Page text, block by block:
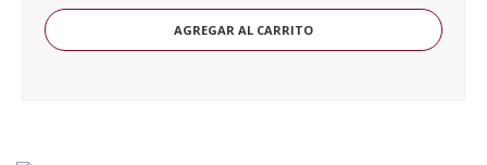
AGREGAR AL CARRITO